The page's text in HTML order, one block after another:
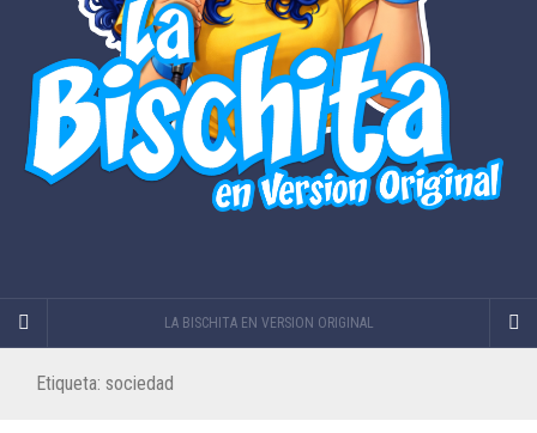
LA BISCHITA EN VERSION ORIGINAL
Etiqueta: sociedad